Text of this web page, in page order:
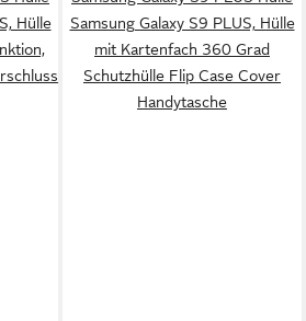
Hülle
Samsung Galaxy S9 PLUS, Hülle
mit Kartenfach 360 Grad
Schutzhülle Flip Case Cover
Handytasche